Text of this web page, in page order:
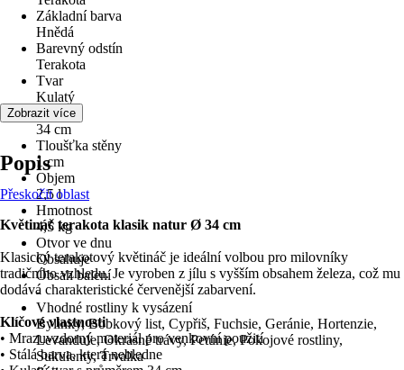
Základní barva
Hnědá
Barevný odstín
Terakota
Tvar
Kulatý
Průměr
34 cm
Tloušťka stěny
1 cm
Objem
2,5 l
Hmotnost
4,5 kg
Otvor ve dnu
Obsahuje
Obsah balení
-
Vhodné rostliny k vysázení
Bylinky, Bobkový list, Cypřiš, Fuchsie, Geránie, Hortenzie,
Levandule, Okrasné trávy, Petúnie, Pokojové rostliny,
Sukulenty, Trvalka
Zobrazit více
Popis
Přeskočit oblast
Květináč terakota klasik natur Ø 34 cm
Klasický terakotový květináč je ideální volbou pro milovníky
tradičního vzhledu. Je vyroben z jílu s vyšším obsahem železa, což mu
dodává charakteristické červenější zabarvení.
Klíčové vlastnosti
• Mrazuvzdorný materiál pro venkovní použití
• Stálá barva, která nebledne